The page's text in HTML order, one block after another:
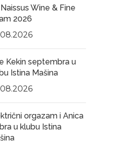
Wine & Fine
2026
Kekin septembra u
Istina Mašina
orgazam i Anica
u klubu Istina